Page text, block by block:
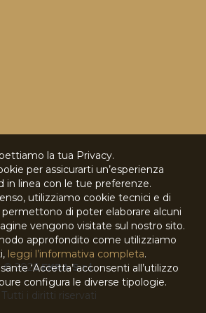
© 2026EKRA S.r.l.
Tutti i diritti riservati
la tua Privacy.
per assicurarti un’esperienza
in linea con le tue preferenze.
utilizziamo cookie tecnici e di
di poter elaborare alcuni
vengono visitate sul nostro sito.
approfondito come utilizziamo
leggi l’informativa completa.
‘Accetta’ acconsenti all’utilizzo
configura le diverse tipologie.